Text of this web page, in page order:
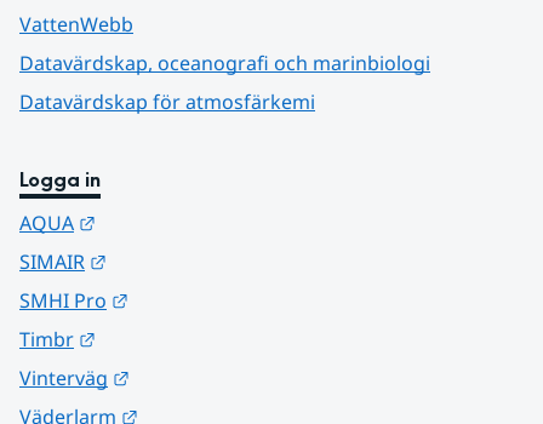
VattenWebb
Datavärdskap, oceanografi och marinbiologi
Datavärdskap för atmosfärkemi
Logga in
AQUA
SIMAIR
SMHI Pro
Timbr
Vinterväg
Väderlarm